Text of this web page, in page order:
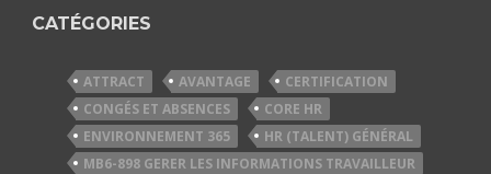
CATÉGORIES
ATTRACT AVANTAGE
CERTIFICATION
CONGÉS ET ABSENCES
CORE HR
ENVIRONNEMENT 365
HR (TALENT) GÉNÉRAL
MB6-898 GERER LES INFORMATIONS TRAVAILLEUR